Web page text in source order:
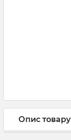
Опис товару